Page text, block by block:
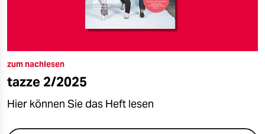
zum nachlesen
tazze 2/2025
Hier können Sie das Heft lesen